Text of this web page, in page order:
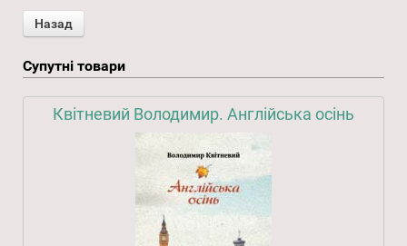
Супутні товари
Квітневий Володимир. Англійська осінь